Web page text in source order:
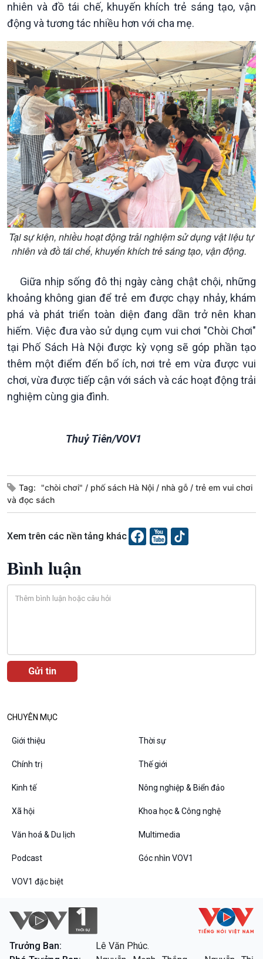
Podcast
Góc nhìn VOV1
Bình luận
10 phút Sự kiện - Luận bàn
Dòng chảy sự kiện
Đối thoại
Diễn đàn chủ nhật
Chuyện đêm
VOV1 đặc biệt
Thanh âm ký sự
Các chương trình đặc biệt
nhiên và đồ tái chế, khuyến khích trẻ sáng tạo, vận
động và tương tác nhiều hơn với cha mẹ.
Tại sự kiện, nhiều hoạt động trải nghiệm sử dụng vật liệu tự
nhiên và đồ tái chế, khuyến khích trẻ sáng tạo, vận động.
Giữa nhịp sống đô thị ngày càng chật chội, những
khoảng không gian để trẻ em được chạy nhảy, khám
phá và phát triển toàn diện đang dần trở nên khan
hiếm. Việc đưa vào sử dụng cụm vui chơi "Chòi Chơi"
tại Phố Sách Hà Nội được kỳ vọng sẽ góp phần tạo
thêm một điểm đến bổ ích, nơi trẻ em vừa được vui
chơi, vừa được tiếp cận với sách và các hoạt động trải
nghiệm cùng gia đình.
Thuỷ Tiên/VOV1
Tag: "chòi chơi" phố sách Hà Nội nhà gỗ
trẻ em vui chơi
và đọc sách
Xem trên các nền tảng khác
Bình luận
CHUYÊN MỤC
Giới thiệu Thời sự
Chính trị Thế giới
Kinh tế Nông nghiệp & Biển đảo
Xã hội Khoa học & Công nghệ
Văn hoá & Du lịch Multimedia
Podcast Góc nhìn VOV1
VOV1 đặc biệt
Trưởng Ban:
Lê Văn Phúc.